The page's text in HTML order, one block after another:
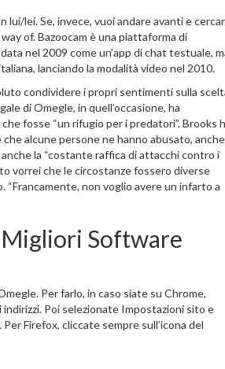
lui/lei. Se, invece, vuoi andare avanti e
of. Bazoocam è una piattaforma di
nel 2009 come un’app di chat testuale,
lanciando la modalità video nel 2010.
condividere i propri sentimenti sulla
di Omegle, in quell’occasione, ha
fosse “un rifugio per i predatori”. Brooks
alcune persone ne hanno abusato, anche
la “costante raffica di attacchi contro i
vorrei che le circostanze fossero diverse
non voglio avere un infarto a
Migliori Software
Per farlo, in caso siate su Chrome,
Poi selezionate Impostazioni sito e
Firefox, cliccate sempre sull’icona del